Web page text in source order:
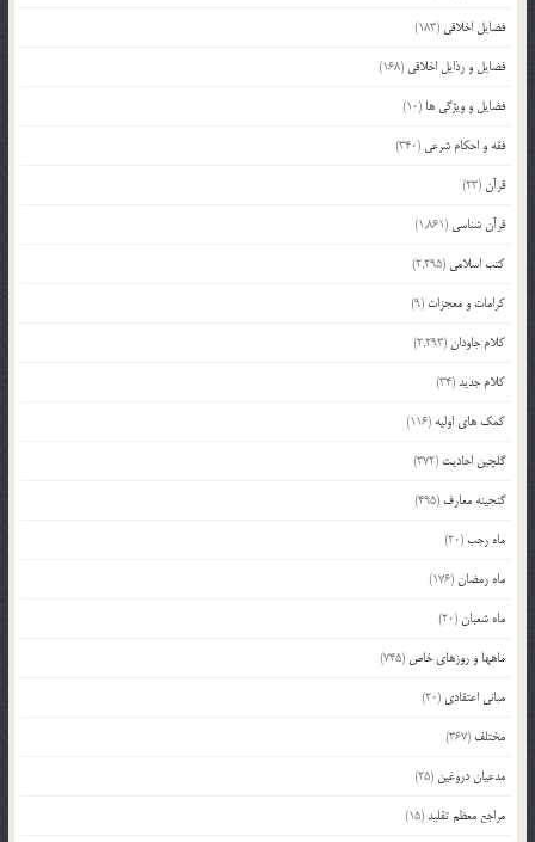
فضایل اخلاقی (183)
فضایل و رذایل اخلاقی (168)
فضایل و ویژگی ها (10)
فقه و احکام شرعی (340)
قرآن(23)
قرآن شناسی (1,861)
کتب اسلامی (2,295)
کرامات و معجزات (9)
کلام جاودان(2,293)
کلام جدید(34)
کمک های اولیه (116)
گلچین احادیث (372)
گنجینه معارف (495)
ماه رجب(20)
ماه رمضان(176)
ماه شعبان(20)
ماهها و روزهای خاص (745)
مبانی اعتقادی (20)
مختلف (367)
مدعیان دروغین (25)
مراجع معظم تقلید(15)